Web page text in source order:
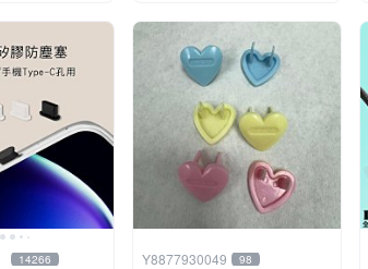
14266 Y8877930049 98